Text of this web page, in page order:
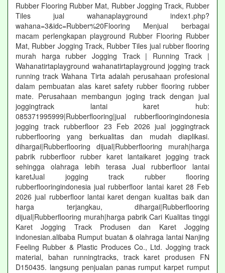
Rubber Flooring Rubber Mat, Rubber Jogging Track, Rubber
Tiles jual wahanaplayground index1.php?
wahana=3&idc=Rubber%20Flooring Menjual berbagai
macam perlengkapan playground Rubber Flooring Rubber
Mat, Rubber Jogging Track, Rubber Tiles jual rubber flooring
murah harga rubber Jogging Track | Running Track |
Wahanatirtaplayground wahanatirtaplayground jogging track
running track Wahana Tirta adalah perusahaan profesional
dalam pembuatan alas karet safety rubber flooring rubber
mate. Perusahaan membangun joging track dengan jual
joggingtrack lantai karet hub:
085371995999|Rubberflooring|jual rubberflooringindonesia
jogging track rubberfloor 23 Feb 2026 jual joggingtrack
rubberflooring yang berkualitas dan mudah diaplikasi.
dihargai|Rubberflooring dijual|Rubberflooring murah|harga
pabrik rubberfloor rubber karet lantaikaret jogging track
sehingga olahraga lebih terasa Jual rubberfloor lantai
karetJual jogging track rubber flooring
rubberflooringindonesia jual rubberfloor lantai karet 28 Feb
2026 jual rubberfloor lantai karet dengan kualitas baik dan
harga terjangkau, dihargai|Rubberflooring
dijual|Rubberflooring murah|harga pabrik Cari Kualitas tinggi
Karet Jogging Track Produsen dan Karet Jogging
indonesian.alibaba Rumput buatan & olahraga lantai Nanjing
Feeling Rubber & Plastic Produces Co., Ltd. Jogging track
material, bahan runningtracks, track karet produsen FN
D150435. langsung penjualan panas rumput karpet rumput